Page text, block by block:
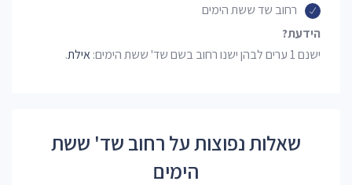
רחוב שד ששת הימים
הידעת?
ישנם 1 ערים לבהן ישנו רחוב בשם שד' ששת הימים:
אילת.
שאלות נפוצות על רחוב שד' ששת
הימים